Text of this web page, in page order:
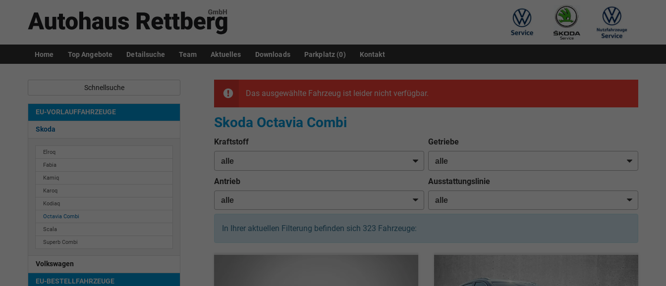
Home Top Angebote Detailsuche Team Aktuelles Downloads Parkplatz (0) Kontakt
Das ausgewählte Fahrzeug ist leider nicht verfügbar.
Skoda Octavia Combi
Kraftstoff Getriebe
Antrieb Ausstattungslinie
In Ihrer aktuellen Filterung befinden sich 323 Fahrzeuge:
Schnellsuche
EU-VORLAUFFAHRZEUGE
Skoda
Elroq
Fabia
Kamiq
Karoq
Kodiaq
Octavia Combi
Scala
Superb Combi
Volkswagen
EU-BESTELLFAHRZEUGE